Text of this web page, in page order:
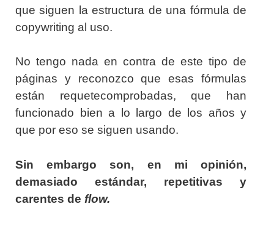
que siguen la estructura de una fórmula de
copywriting al uso.
No tengo nada en contra de este tipo de
páginas y reconozco que esas fórmulas
están requetecomprobadas, que han
funcionado bien a lo largo de los años y
que por eso se siguen usando.
Sin embargo son, en mi opinión,
demasiado estándar, repetitivas y
carentes de flow.